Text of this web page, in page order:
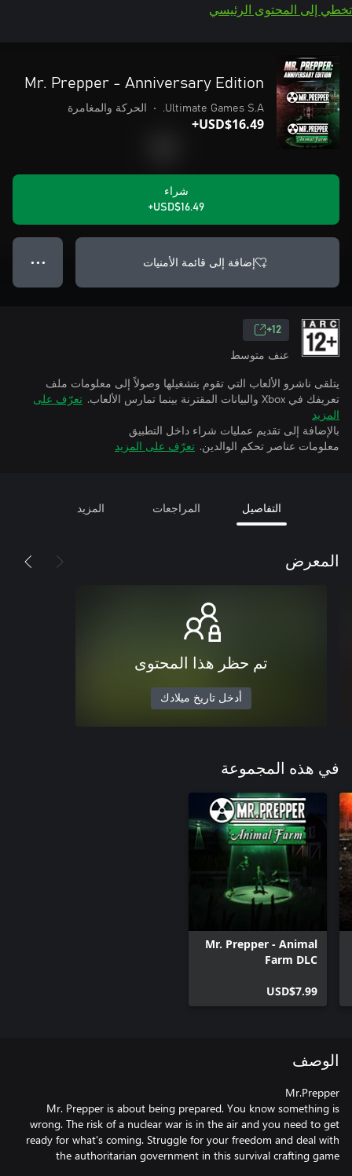
تخطي إلى المحتوى الرئيسي
Mr. Prepper - Anniversary Edition
Ultimate Games S.A.
• الحركة والمغامرة
USD$16.49+
شراء
USD$16.49+
إضافة إلى قائمة الأمنيات ● ● ●
12+
عنف متوسط
يتلقى ناشرو الألعاب التي تقوم بتشغيلها وصولاً إلى معلومات ملف
تعريفك في Xbox والبيانات المقترنة بينما تمارس الألعاب.
تعرّف على
المزيد
بالإضافة إلى تقديم عمليات شراء داخل التطبيق
معلومات عناصر تحكم الوالدين. تعرّف على المزيد
التفاصيل المراجعات المزيد
المعرض
تم حظر هذا المحتوى
أدخل تاريخ ميلادك
في هذه المجموعة
Mr. Prepper - Animal
Farm DLC
USD$7.99
الوصف
Mr. Prepper is about being prepared. You know something is
wrong. The risk of a nuclear war is in the air and you need to get
ready for what's coming. Struggle for your freedom and deal with